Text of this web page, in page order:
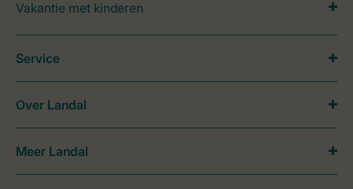
Vakantie met kinderen
Service
Over Landal
Meer Landal